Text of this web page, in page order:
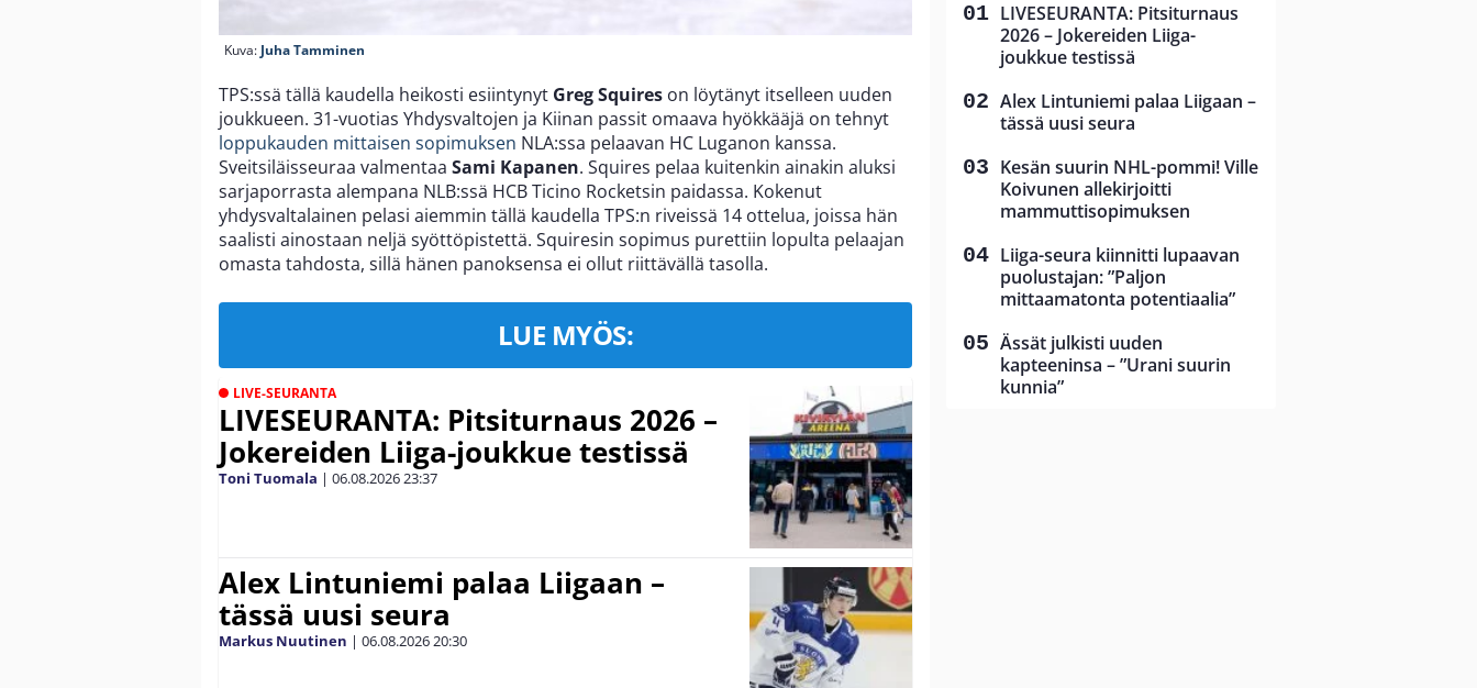
Kuva: Juha Tamminen
TPS:ssä tällä kaudella heikosti esiintynyt Greg Squires on löytänyt itselleen uuden
joukkueen. 31-vuotias Yhdysvaltojen ja Kiinan passit omaava hyökkääjä on tehnyt
loppukauden mittaisen sopimuksen NLA:ssa pelaavan HC Luganon kanssa.
Sveitsiläisseuraa valmentaa Sami Kapanen. Squires pelaa kuitenkin ainakin aluksi
sarjaporrasta alempana NLB:ssä HCB Ticino Rocketsin paidassa. Kokenut
yhdysvaltalainen pelasi aiemmin tällä kaudella TPS:n riveissä 14 ottelua, joissa hän
saalisti ainostaan neljä syöttöpistettä. Squiresin sopimus purettiin lopulta pelaajan
omasta tahdosta, sillä hänen panoksensa ei ollut riittävällä tasolla.
LUE MYÖS:
LIVE-SEURANTA
LIVESEURANTA: Pitsiturnaus 2026 –
Jokereiden Liiga-joukkue testissä
Toni Tuomala | 06.08.202623:37
Alex Lintuniemi palaa Liigaan –
tässä uusi seura
Markus Nuutinen | 06.08.202620:30
LIVESEURANTA: Pitsiturnaus
2026 – Jokereiden Liiga-
joukkue testissä
Alex Lintuniemi palaa Liigaan –
tässä uusi seura
Kesän suurin NHL-pommi! Ville
Koivunen allekirjoitti
mammuttisopimuksen
Liiga-seura kiinnitti lupaavan
puolustajan: ”Paljon
mittaamatonta potentiaalia”
Ässät julkisti uuden
kapteeninsa – ”Urani suurin
kunnia”